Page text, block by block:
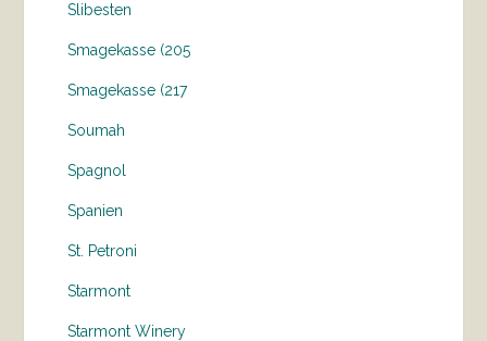
Slibesten
Smagekasse (205
Smagekasse (217
Soumah
Spagnol
Spanien
St. Petroni
Starmont
Starmont Winery